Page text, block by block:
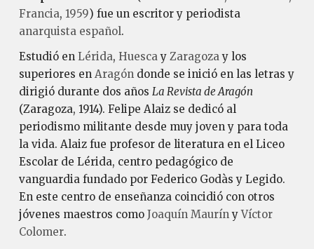
Francia, 1959) fue un escritor y periodista
anarquista español.
Estudió en Lérida, Huesca y Zaragoza y los
superiores en Aragón donde se inició en las letras y
dirigió durante dos años La Revista de Aragón
(Zaragoza, 1914). Felipe Alaiz se dedicó al
periodismo militante desde muy joven y para toda
la vida. Alaiz fue profesor de literatura en el Liceo
Escolar de Lérida, centro pedagógico de
vanguardia fundado por Federico Godàs y Legido.
En este centro de enseñanza coincidió con otros
jóvenes maestros como Joaquín Maurín yVíctor
Colomer.